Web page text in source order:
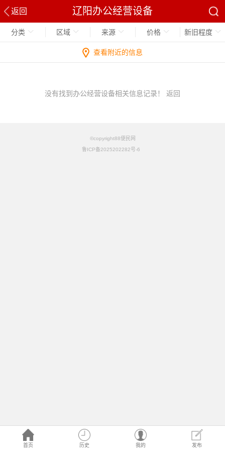
返回 辽阳办公经营设备
首页 历史 我的 发布
分类 区域 来源 价格 新旧程度
查看附近的信息
没有找到办公经营设备相关信息记录！ 返回
©copyright88便民网
鲁ICP备2025202282号-6